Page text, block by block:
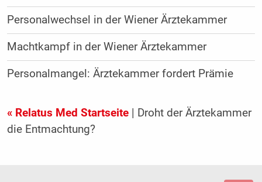
Personalwechsel in der Wiener Ärztekammer
Machtkampf in der Wiener Ärztekammer
Personalmangel: Ärztekammer fordert Prämie
« Relatus Med Startseite| Droht der Ärztekammer
die Entmachtung?